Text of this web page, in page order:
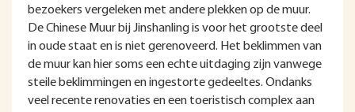
bezoekers vergeleken met andere plekken op de muur.
De Chinese Muur bij Jinshanling is voor het grootste deel
in oude staat en is niet gerenoveerd. Het beklimmen van
de muur kan hier soms een echte uitdaging zijn vanwege
steile beklimmingen en ingestorte gedeeltes. Ondanks
veel recente renovaties en een toeristisch complex aan